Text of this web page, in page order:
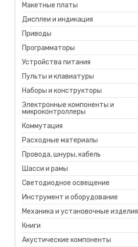
Макетные платы
Дисплеи и индикация
Приводы
Программаторы
Устройства питания
Пульты и клавиатуры
Наборы и конструкторы
Электронные компоненты и
микроконтроллеры
Коммутация
Расходные материалы
Провода, шнуры, кабель
Шасси и рамы
Светодиодное освещение
Инструмент и оборудование
Механика и установочные изделия
Книги
Акустические компоненты